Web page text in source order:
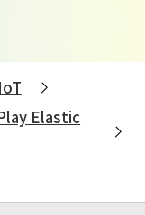
Elastic